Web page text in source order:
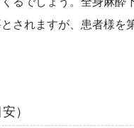
されますが、患者様を
）